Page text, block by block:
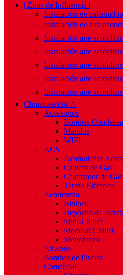
| Zona de Influencia |
Instalación de
Instalación de aire
Instalación aire
Instalación aire
Instalación aire
Instalación aire
Instalación aire
Climatización 💧
Accesorios
Bombas
Mandos
WIFI
ACS
Acumulador
Caldera de Gas
Calentador de Gas
Termo Eléctrico
Aerotermia
Biblock
Depósito de
Mini-Chiller
Modular Chiller
Monoblock
AirZone
Bombas de Piscina
Comercial